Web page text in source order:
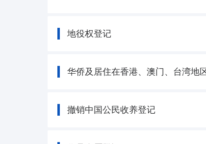
地役权登记
华侨及居住在香港、澳门、台湾地
撤销中国公民收养登记